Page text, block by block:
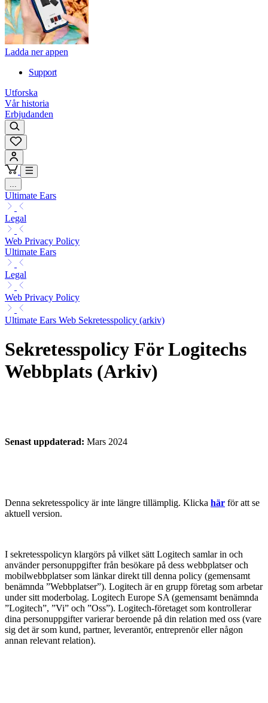
Ladda ner appen
Support
Utforska
Vår historia
Erbjudanden
...
Ultimate Ears
Legal
Web Privacy Policy
Ultimate Ears
Legal
Web Privacy Policy
Ultimate Ears Web Sekretesspolicy (arkiv)
Sekretesspolicy För Logitechs
Webbplats (Arkiv)
Senast uppdaterad: Mars 2024
Denna sekretesspolicy är inte längre tillämplig. Klicka här för att se
aktuell version.
I sekretesspolicyn klargörs på vilket sätt Logitech samlar in och
använder personuppgifter från besökare på dess webbplatser och
mobilwebbplatser som länkar direkt till denna policy (gemensamt
benämnda ”Webbplatser”). Logitech är en grupp företag som arbetar
under sitt moderbolag. Logitech Europe SA (gemensamt benämnda
”Logitech”, ”Vi” och ”Oss”). Logitech-företaget som kontrollerar
dina personuppgifter varierar beroende på din relation med oss (vare
sig det är som kund, partner, leverantör, entreprenör eller någon
annan relevant relation).